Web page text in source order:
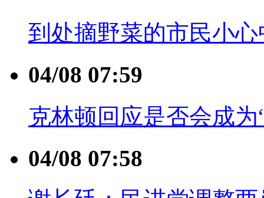
到处摘野菜的市民小心
04/08 07:59
克林顿回应是否会成
04/08 07:58